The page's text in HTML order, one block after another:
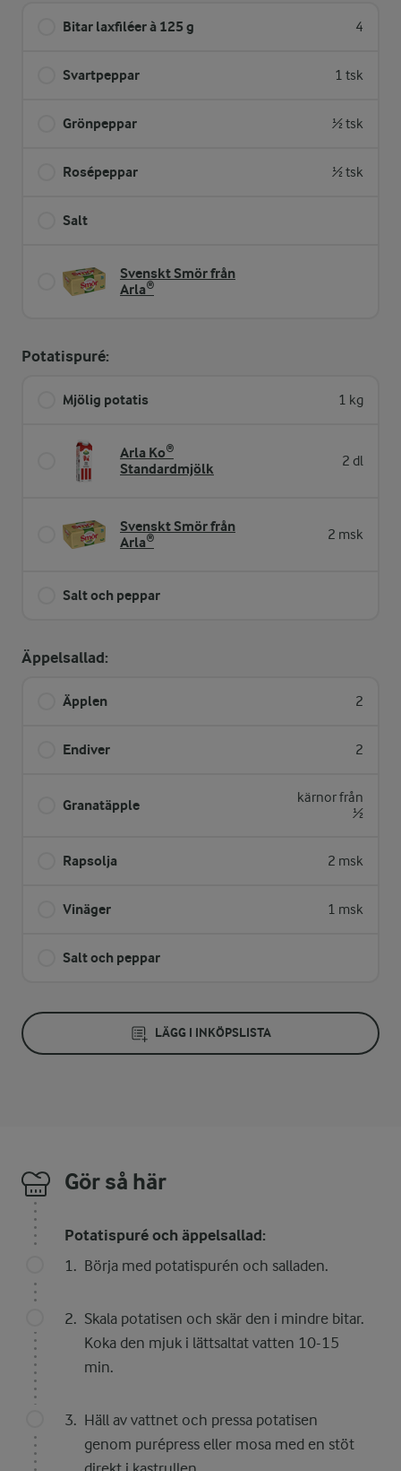
Bitar laxfiléer à 125 g 4
Svartpeppar 1 tsk
Grönpeppar ½ tsk
Rosépeppar ½ tsk
Salt
Svenskt Smör från
Arla®
Potatispuré:
Mjölig potatis 1 kg
Arla Ko®
Standardmjölk
2 dl
Svenskt Smör från
Arla®
2 msk
Salt och peppar
Äppelsallad:
Äpplen 2
Endiver 2
Granatäpple
kärnor från
½
Rapsolja 2 msk
Vinäger 1 msk
Salt och peppar
LÄGG I INKÖPSLISTA
Gör så här
Potatispuré och äppelsallad:
Börja med potatispurén och salladen.
Skala potatisen och skär den i mindre bitar.
Koka den mjuk i lättsaltat vatten 10-15
min.
Häll av vattnet och pressa potatisen
genom purépress eller mosa med en stöt